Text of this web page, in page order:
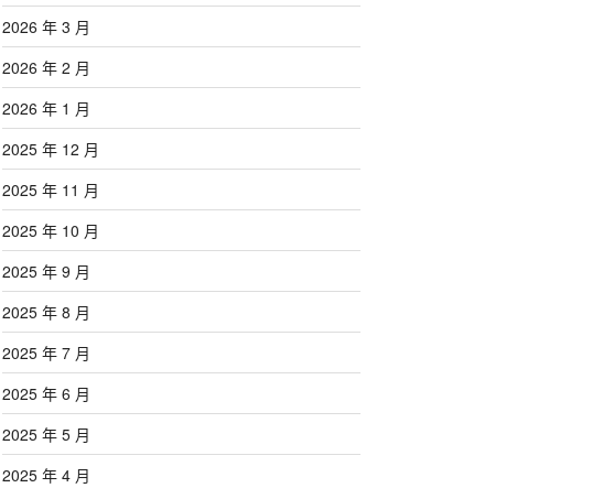
2026 年 3 月
2026 年 2 月
2026 年 1 月
2025 年 12 月
2025 年 11 月
2025 年 10 月
2025 年 9 月
2025 年 8 月
2025 年 7 月
2025 年 6 月
2025 年 5 月
2025 年 4 月